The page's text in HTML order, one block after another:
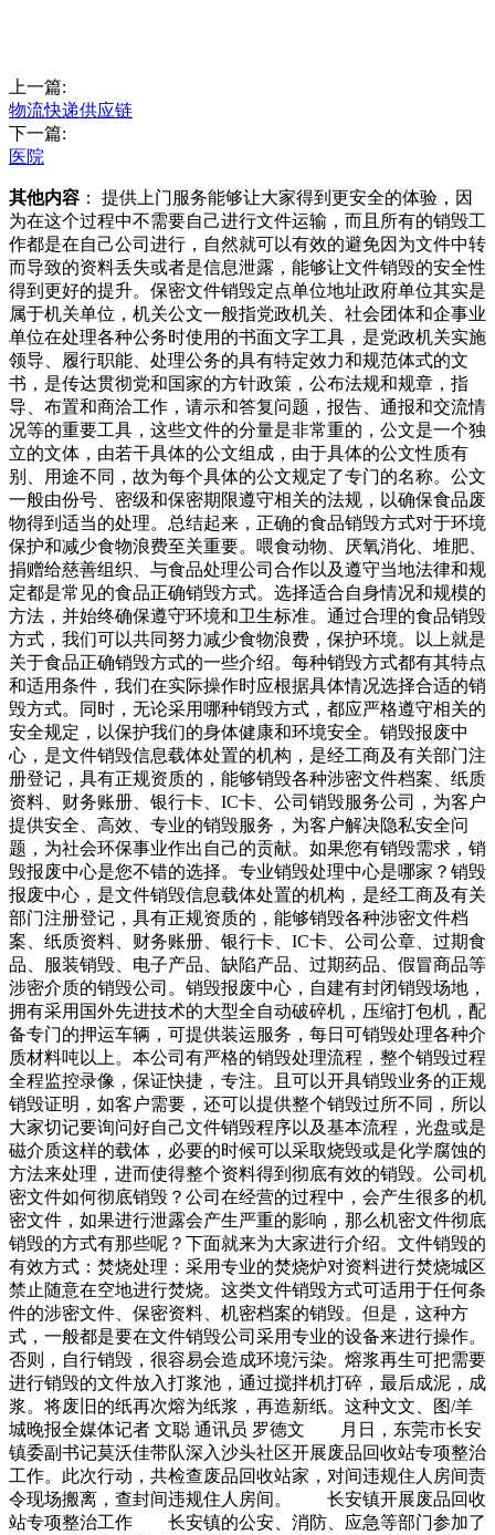
上一篇:
物流快递供应链
下一篇:
医院
其他内容 ： 提供上门服务能够让大家得到更安全的体验，因
为在这个过程中不需要自己进行文件运输，而且所有的销毁工
作都是在自己公司进行，自然就可以有效的避免因为文件中转
而导致的资料丢失或者是信息泄露，能够让文件销毁的安全性
得到更好的提升。保密文件销毁定点单位地址政府单位其实是
属于机关单位，机关公文一般指党政机关、社会团体和企事业
单位在处理各种公务时使用的书面文字工具，是党政机关实施
领导、履行职能、处理公务的具有特定效力和规范体式的文
书，是传达贯彻党和国家的方针政策，公布法规和规章，指
导、布置和商洽工作，请示和答复问题，报告、通报和交流情
况等的重要工具，这些文件的分量是非常重的，公文是一个独
立的文体，由若干具体的公文组成，由于具体的公文性质有
别、用途不同，故为每个具体的公文规定了专门的名称。公文
一般由份号、密级和保密期限遵守相关的法规，以确保食品废
物得到适当的处理。总结起来，正确的食品销毁方式对于环境
保护和减少食物浪费至关重要。喂食动物、厌氧消化、堆肥、
捐赠给慈善组织、与食品处理公司合作以及遵守当地法律和规
定都是常见的食品正确销毁方式。选择适合自身情况和规模的
方法，并始终确保遵守环境和卫生标准。通过合理的食品销毁
方式，我们可以共同努力减少食物浪费，保护环境。以上就是
关于食品正确销毁方式的一些介绍。每种销毁方式都有其特点
和适用条件，我们在实际操作时应根据具体情况选择合适的销
毁方式。同时，无论采用哪种销毁方式，都应严格遵守相关的
安全规定，以保护我们的身体健康和环境安全。销毁报废中
心，是文件销毁信息载体处置的机构，是经工商及有关部门注
册登记，具有正规资质的，能够销毁各种涉密文件档案、纸质
资料、财务账册、银行卡、IC卡、公司销毁服务公司，为客户
提供安全、高效、专业的销毁服务，为客户解决隐私安全问
题，为社会环保事业作出自己的贡献。如果您有销毁需求，销
毁报废中心是您不错的选择。专业销毁处理中心是哪家？销毁
报废中心，是文件销毁信息载体处置的机构，是经工商及有关
部门注册登记，具有正规资质的，能够销毁各种涉密文件档
案、纸质资料、财务账册、银行卡、IC卡、公司公章、过期食
品、服装销毁、电子产品、缺陷产品、过期药品、假冒商品等
涉密介质的销毁公司。销毁报废中心，自建有封闭销毁场地，
拥有采用国外先进技术的大型全自动破碎机，压缩打包机，配
备专门的押运车辆，可提供装运服务，每日可销毁处理各种介
质材料吨以上。本公司有严格的销毁处理流程，整个销毁过程
全程监控录像，保证快捷，专注。且可以开具销毁业务的正规
销毁证明，如客户需要，还可以提供整个销毁过所不同，所以
大家切记要询问好自己文件销毁程序以及基本流程，光盘或是
磁介质这样的载体，必要的时候可以采取烧毁或是化学腐蚀的
方法来处理，进而使得整个资料得到彻底有效的销毁。公司机
密文件如何彻底销毁？公司在经营的过程中，会产生很多的机
密文件，如果进行泄露会产生严重的影响，那么机密文件彻底
销毁的方式有那些呢？下面就来为大家进行介绍。文件销毁的
有效方式：焚烧处理：采用专业的焚烧炉对资料进行焚烧城区
禁止随意在空地进行焚烧。这类文件销毁方式可适用于任何条
件的涉密文件、保密资料、机密档案的销毁。但是，这种方
式，一般都是要在文件销毁公司采用专业的设备来进行操作。
否则，自行销毁，很容易会造成环境污染。熔浆再生可把需要
进行销毁的文件放入打浆池，通过搅拌机打碎，最后成泥，成
浆。将废旧的纸再次熔为纸浆，再造新纸。这种文文、图/羊
城晚报全媒体记者 文聪 通讯员 罗德文 月日，东莞市长安
镇委副书记莫沃佳带队深入沙头社区开展废品回收站专项整治
工作。此次行动，共检查废品回收站家，对间违规住人房间责
令现场搬离，查封间违规住人房间。 长安镇开展废品回收
站专项整治工作 长安镇的公安、消防、应急等部门参加了